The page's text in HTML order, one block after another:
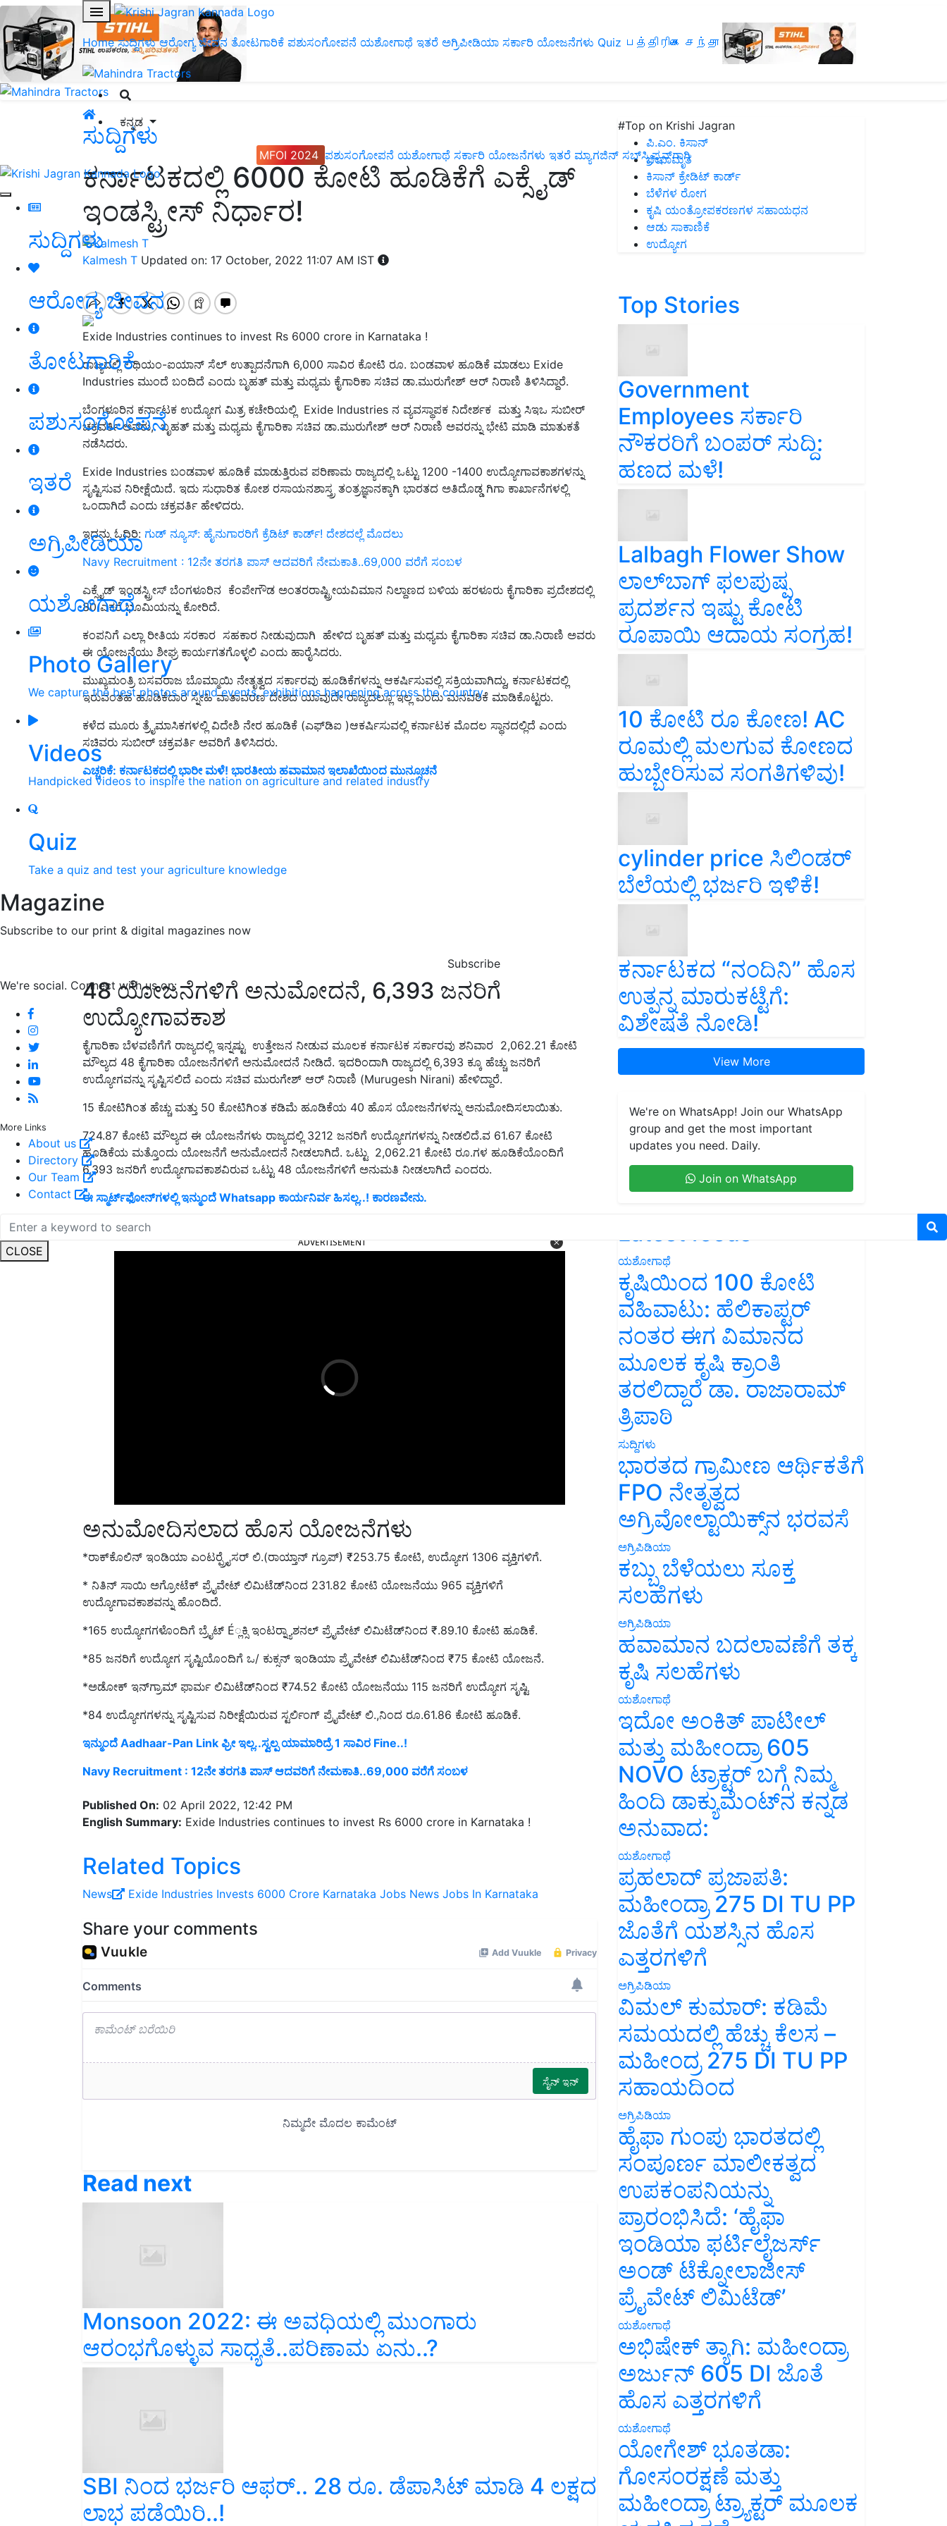
Home ಸುದ್ದಿಗಳು ಆರೋಗ್ಯ ಜೀವನ ತೋಟಗಾರಿಕೆ ಪಶುಸಂಗೋಪನೆ ಯಶೋಗಾಥೆ ಇತರೆ ಅಗ್ರಿಪೀಡಿಯಾ ಸರ್ಕಾರಿ ಯೋಜನೆಗಳು Quiz பத்திரிகை சந்தா
ಕನ್ನಡ
MFOI 2024 ಪಶುಸಂಗೋಪನೆ ಯಶೋಗಾಥೆ ಸರ್ಕಾರಿ ಯೋಜನೆಗಳು ಇತರೆ ಮ್ಯಾಗಜಿನ್‌ ಸಬ್‌ಸ್ಕ್ರಿಪ್ಷನ್‌ಗಾಗಿ
ಸುದ್ದಿಗಳು
ಆರೋಗ್ಯ ಜೀವನ
ತೋಟಗಾರಿಕೆ
ಪಶುಸಂಗೋಪನೆ
ಇತರೆ
ಅಗ್ರಿಪೀಡಿಯಾ
ಯಶೋಗಾಥೆ
Photo Gallery
We capture the best photos around events, exhibitions happening across the country
Videos
Handpicked videos to inspire the nation on agriculture and related industry
Quiz
Take a quiz and test your agriculture knowledge
Magazine
Subscribe to our print & digital magazines now
Subscribe
We're social. Connect with us on:
More Links
About us
Directory
Our Team
Contact
CLOSE
ಸುದ್ದಿಗಳು
ಕರ್ನಾಟಕದಲ್ಲಿ 6000 ಕೋಟಿ ಹೂಡಿಕೆಗೆ ಎಕ್ಸೈಡ್
ಇಂಡಸ್ಟ್ರೀಸ್ ನಿರ್ಧಾರ!
Kalmesh T Updated on: 17 October, 2022 11:07 AM IST
Exide Industries continues to invest Rs 6000 crore in Karnataka !
ರಾಜ್ಯದಲ್ಲಿ ಲಿಥಿಯಂ-ಐಯಾನ್ ಸೆಲ್ ಉತ್ಪಾದನೆಗಾಗಿ 6,000 ಸಾವಿರ ಕೋಟಿ ರೂ. ಬಂಡವಾಳ ಹೂಡಿಕೆ ಮಾಡಲು Exide
Industries ಮುಂದೆ ಬಂದಿದೆ ಎಂದು ಬೃಹತ್ ಮತ್ತು ಮಧ್ಯಮ ಕೈಗಾರಿಕಾ ಸಚಿವ ಡಾ.ಮುರುಗೇಶ್ ಆರ್ ನಿರಾಣಿ ತಿಳಿಸಿದ್ದಾರೆ.
ಬೆಂಗಳೂರಿನ ಕರ್ನಾಟಕ ಉದ್ಯೋಗ ಮಿತ್ರ ಕಚೇರಿಯಲ್ಲಿ Exide Industries ನ ವ್ಯವಸ್ಥಾಪಕ ನಿದೇರ್ಶಕ ಮತ್ತು ಸಿಇಒ ಸುಬೀರ್
ಚಕ್ರವರ್ತಿ ಅವರು, ಬೃಹತ್ ಮತ್ತು ಮಧ್ಯಮ ಕೈಗಾರಿಕಾ ಸಚಿವ ಡಾ.ಮುರುಗೇಶ್ ಆರ್ ನಿರಾಣಿ ಅವರನ್ನು ಭೇಟಿ ಮಾಡಿ ಮಾತುಕತೆ
ನಡೆಸಿದರು.
Exide Industries ಬಂಡವಾಳ ಹೂಡಿಕೆ ಮಾಡುತ್ತಿರುವ ಪರಿಣಾಮ ರಾಜ್ಯದಲ್ಲಿ ಒಟ್ಟು 1200 -1400 ಉದ್ಯೋಗಾವಕಾಶಗಳನ್ನು
ಸೃಷ್ಟಿಸುವ ನಿರೀಕ್ಷೆಯಿದೆ. ಇದು ಸುಧಾರಿತ ಕೋಶ ರಸಾಯನಶಾಸ್ತ್ರ ತಂತ್ರಜ್ಞಾನಕ್ಕಾಗಿ ಭಾರತದ ಅತಿದೊಡ್ಡ ಗಿಗಾ ಕಾರ್ಖಾನೆಗಳಲ್ಲಿ
ಒಂದಾಗಿದೆ ಎಂದು ಚಕ್ರವರ್ತಿ ಹೇಳಿದರು.
ಇದನ್ನು ಓದಿರಿ: ಗುಡ್‌ ನ್ಯೂಸ್‌: ಹೈನುಗಾರರಿಗೆ ಕ್ರೆಡಿಟ್‌ ಕಾರ್ಡ್‌! ದೇಶದಲ್ಲೆ ಮೊದಲು
Navy Recruitment : 12ನೇ ತರಗತಿ ಪಾಸ್ ಆದವರಿಗೆ ನೇಮಕಾತಿ..69,000 ವರೆಗೆ ಸಂಬಳ
ಎಕ್ಸೈಡ್ ಇಂಡಸ್ಟ್ರೀಸ್ ಬೆಂಗಳೂರಿನ ಕೆಂಪೇಗೌಡ ಅಂತರರಾಷ್ಟ್ರೀಯವಿಮಾನ ನಿಲ್ದಾಣದ ಬಳಿಯ ಹರಳೂರು ಕೈಗಾರಿಕಾ ಪ್ರದೇಶದಲ್ಲಿ
80 ಎಕರೆ ಭೂಮಿಯನ್ನು ಕೋರಿದೆ.
ಕಂಪನಿಗೆ ಎಲ್ಲಾ ರೀತಿಯ ಸರಕಾರ ಸಹಕಾರ ನೀಡುವುದಾಗಿ ಹೇಳಿದ ಬೃಹತ್ ಮತ್ತು ಮಧ್ಯಮ ಕೈಗಾರಿಕಾ ಸಚಿವ ಡಾ.ನಿರಾಣಿ ಅವರು
ಈ‌ ಯೋಜನೆಯು ಶೀಘ್ರ ಕಾರ್ಯಗತಗೊಳ್ಳಲಿ ಎಂದು ಹಾರೈಸಿದರು.
ಮುಖ್ಯಮಂತ್ರಿ ಬಸವರಾಜ ಬೊಮ್ಮಾಯಿ ನೇತೃತ್ವದ ಸರ್ಕಾರವು ಹೂಡಿಕೆಗಳನ್ನು ಆಕರ್ಷಿಸುವಲ್ಲಿ ಸಕ್ರಿಯವಾಗಿದ್ದು, ಕರ್ನಾಟಕದಲ್ಲಿ
ಇರುವಂತಹ ಹೂಡಿಕೆದಾರ ಸ್ನೇಹಿ ವಾತಾವರಣ ದೇಶದ ಯಾವುದೇ ರಾಜ್ಯದಲ್ಲೂ ಇಲ್ಲ ಎಂದು ಮನವರಿಕೆ ಮಾಡಿಕೊಟ್ಟರು.
ಕಳೆದ ಮೂರು ತ್ರೈಮಾಸಿಕಗಳಲ್ಲಿ ವಿದೇಶಿ ನೇರ ಹೂಡಿಕೆ (ಎಫ್‌ಡಿಐ )ಆಕರ್ಷಿಸುವಲ್ಲಿ ಕರ್ನಾಟಕ ಮೊದಲ ಸ್ಥಾನದಲ್ಲಿದೆ ಎಂದು
ಸಚಿವರು ಸುಬೀರ್ ಚಕ್ರವರ್ತಿ ಅವರಿಗೆ ತಿಳಿಸಿದರು.
ಎಚ್ಚರಿಕೆ: ಕರ್ನಾಟಕದಲ್ಲಿ ಭಾರೀ ಮಳೆ! ಭಾರತೀಯ ಹವಾಮಾನ ಇಲಾಖೆಯಿಂದ ಮುನ್ಸೂಚನೆ
48 ಯೋಜನೆಗಳಿಗೆ ಅನುಮೋದನೆ, 6,393 ಜನರಿಗೆ
ಉದ್ಯೋಗಾವಕಾಶ
ಕೈಗಾರಿಕಾ ಬೆಳವಣಿಗೆಗೆ ರಾಜ್ಯದಲ್ಲಿ ಇನ್ನಷ್ಟು ಉತ್ತೇಜನ ನೀಡುವ ಮೂಲಕ ಕರ್ನಾಟಕ ಸರ್ಕಾರವು ಶನಿವಾರ 2,062.21 ಕೋಟಿ
ಮೌಲ್ಯದ 48 ಕೈಗಾರಿಕಾ ಯೋಜನೆಗಳಿಗೆ ಅನುಮೋದನೆ ನೀಡಿದೆ. ಇದರಿಂದಾಗಿ ರಾಜ್ಯದಲ್ಲಿ 6,393 ಕ್ಕೂ ಹೆಚ್ಚು ಜನರಿಗೆ
ಉದ್ಯೋಗವನ್ನು ಸೃಷ್ಟಿಸಲಿದೆ ಎಂದು ಸಚಿವ ಮುರುಗೇಶ್ ಆರ್ ನಿರಾಣಿ (Murugesh Nirani) ಹೇಳಿದ್ದಾರೆ.
15 ಕೋಟಿಗಿಂತ ಹೆಚ್ಚು ಮತ್ತು 50 ಕೋಟಿಗಿಂತ ಕಡಿಮೆ ಹೂಡಿಕೆಯ 40 ಹೊಸ ಯೋಜನೆಗಳನ್ನು ಅನುಮೋದಿಸಲಾಯಿತು.
724.87 ಕೋಟಿ ಮೌಲ್ಯದ ಈ ಯೋಜನೆಗಳು ರಾಜ್ಯದಲ್ಲಿ 3212 ಜನರಿಗೆ ಉದ್ಯೋಗಗಳನ್ನು ನೀಡಲಿದೆ.ವ 61.67 ಕೋಟಿ
ಹೂಡಿಕೆಯ ಮತ್ತೊಂದು ಯೋಜನೆಗೆ ಅನುಮೋದನೆ ನೀಡಲಾಗಿದೆ. ಒಟ್ಟು 2,062.21 ಕೋಟಿ ರೂ.ಗಳ ಹೂಡಿಕೆಯೊಂದಿಗೆ
6,393 ಜನರಿಗೆ ಉದ್ಯೋಗಾವಕಾಶವಿರುವ ಒಟ್ಟು 48 ಯೋಜನೆಗಳಿಗೆ ಅನುಮತಿ ನೀಡಲಾಗಿದೆ ಎಂದರು.
ಈ ಸ್ಮಾರ್ಟ್‌ಫೋನ್‌ಗಳಲ್ಲಿ ಇನ್ಮುಂದೆ Whatsapp ಕಾರ್ಯನಿರ್ವ ಹಿಸಲ್ಲ..! ಕಾರಣವೇನು.
ಅನುಮೋದಿಸಲಾದ ಹೊಸ ಯೋಜನೆಗಳು
*ರಾಕ್‍ಕೊಲಿನ್ ಇಂಡಿಯಾ ಎಂಟರ್‍ಪ್ರೈಸರ್ ಲಿ.(ರಾಯ್ತಾನ್ ಗ್ರೂಪ್) ₹253.75 ಕೋಟಿ, ಉದ್ಯೋಗ 1306 ವ್ಯಕ್ತಿಗಳಿಗೆ.
* ನಿತಿನ್ ಸಾಯಿ ಅಗ್ರೋಟೆಕ್ ಪ್ರೈವೇಟ್ ಲಿಮಿಟೆಡ್‍ನಿಂದ 231.82 ಕೋಟಿ ಯೋಜನೆಯು 965 ವ್ಯಕ್ತಿಗಳಿಗೆ
ಉದ್ಯೋಗಾವಕಾಶವನ್ನು ಹೊಂದಿದೆ.
*165 ಉದ್ಯೋಗಗಳೊಂದಿಗೆ ಬ್ರೈಟ್ É್ಲಕ್ಸಿ ಇಂಟರ್‍ನ್ಯಾಶನಲ್ ಪ್ರೈವೇಟ್ ಲಿಮಿಟೆಡ್‍ನಿಂದ ₹.89.10 ಕೋಟಿ ಹೂಡಿಕೆ.
*85 ಜನರಿಗೆ ಉದ್ಯೋಗ ಸೃಷ್ಟಿಯೊಂದಿಗೆ ಒ/ ಕುಕ್ಸನ್ ಇಂಡಿಯಾ ಪ್ರೈವೇಟ್ ಲಿಮಿಟೆಡ್‍ನಿಂದ ₹75 ಕೋಟಿ ಯೋಜನೆ.
*ಅಡೋಕ್ ಇನ್‍ಗ್ರಾಮ್ ಫಾರ್ಮ ಲಿಮಿಟೆಡ್‍ನಿಂದ ₹74.52 ಕೋಟಿ ಯೋಜನೆಯು 115 ಜನರಿಗೆ ಉದ್ಯೋಗ ಸೃಷ್ಟಿ
*84 ಉದ್ಯೋಗಗಳನ್ನು ಸೃಷ್ಟಿಸುವ ನಿರೀಕ್ಷೆಯಿರುವ ಸ್ಟರ್ಲಿಂಗ್ ಪ್ರೈವೇಟ್ ಲಿ.,ನಿಂದ ರೂ.61.86 ಕೋಟಿ ಹೂಡಿಕೆ.
ಇನ್ಮುಂದೆ Aadhaar-Pan Link ಫ್ರೀ ಇಲ್ಲ..ಸ್ವಲ್ಪ ಯಾಮಾರಿದ್ರೆ 1 ಸಾವಿರ Fine..!
Navy Recruitment : 12ನೇ ತರಗತಿ ಪಾಸ್ ಆದವರಿಗೆ ನೇಮಕಾತಿ..69,000 ವರೆಗೆ ಸಂಬಳ
English Summary:Exide Industries continues to invest Rs 6000 crore in Karnataka !
Related Topics
News Exide Industries Invests 6000 Crore
Monsoon 2022: ಈ ಅವಧಿಯಲ್ಲಿ ಮುಂಗಾರು
ಆರಂಭಗೊಳ್ಳುವ ಸಾಧ್ಯತೆ..ಪರಿಣಾಮ ಏನು..?
SBI ನಿಂದ ಭರ್ಜರಿ ಆಫರ್.. 28 ರೂ. ಡೆಪಾಸಿಟ್ ಮಾಡಿ 4 ಲಕ್ಷದ
ಲಾಭ ಪಡೆಯಿರಿ..!
#Top on Krishi Jagran
ಪಿ.ಎಂ. ಕಿಸಾನ್
ಜೀವಾಮೃತ
ಕಿಸಾನ್ ಕ್ರೇಡಿಟ್ ಕಾರ್ಡ್
ಬೆಳೆಗಳ ರೋಗ
ಕೃಷಿ ಯಂತ್ರೋಪಕರಣಗಳ ಸಹಾಯಧನ
ಆಡು ಸಾಕಾಣಿಕೆ
ಉದ್ಯೋಗ
Top Stories
Government
Employees ಸರ್ಕಾರಿ
ನೌಕರರಿಗೆ ಬಂಪರ್‌ ಸುದ್ದಿ:
ಹಣದ ಮಳೆ!
Lalbagh Flower Show
ಲಾಲ್‌ಬಾಗ್ ಫಲಪುಷ್ಪ
ಪ್ರದರ್ಶನ ಇಷ್ಟು ಕೋಟಿ
ರೂಪಾಯಿ ಆದಾಯ ಸಂಗ್ರಹ!
10 ಕೋಟಿ ರೂ ಕೋಣ! AC
ರೂಮಲ್ಲಿ ಮಲಗುವ ಕೋಣದ
ಹುಬ್ಬೇರಿಸುವ ಸಂಗತಿಗಳಿವು!
cylinder price ಸಿಲಿಂಡರ್‌
ಬೆಲೆಯಲ್ಲಿ ಭರ್ಜರಿ ಇಳಿಕೆ!
ಕರ್ನಾಟಕದ “ನಂದಿನಿ” ಹೊಸ
ಉತ್ಪನ್ನ ಮಾರುಕಟ್ಟೆಗೆ:
ವಿಶೇಷತೆ ನೋಡಿ!
View More
We're on WhatsApp! Join our WhatsApp
group and get the most important
updates you need. Daily.
Join on WhatsApp
Latest feeds
ಯಶೋಗಾಥೆ
ಕೃಷಿಯಿಂದ 100 ಕೋಟಿ
ವಹಿವಾಟು: ಹೆಲಿಕಾಪ್ಟರ್
ನಂತರ ಈಗ ವಿಮಾನದ
ಮೂಲಕ ಕೃಷಿ ಕ್ರಾಂತಿ
ತರಲಿದ್ದಾರೆ ಡಾ. ರಾಜಾರಾಮ್
ತ್ರಿಪಾಠಿ
ಸುದ್ದಿಗಳು
ಭಾರತದ ಗ್ರಾಮೀಣ ಆರ್ಥಿಕತೆಗೆ
FPO ನೇತೃತ್ವದ
ಅಗ್ರಿವೋಲ್ಟಾಯಿಕ್ಸ್‌ನ ಭರವಸೆ
ಅಗ್ರಿಪಿಡಿಯಾ
ಕಬ್ಬು ಬೆಳೆಯಲು ಸೂಕ್ತ
ಸಲಹೆಗಳು
ಅಗ್ರಿಪಿಡಿಯಾ
ಹವಾಮಾನ ಬದಲಾವಣೆಗೆ ತಕ್ಕ
ಕೃಷಿ ಸಲಹೆಗಳು
ಯಶೋಗಾಥೆ
ಇದೋ ಅಂಕಿತ್ ಪಾಟೀಲ್
ಮತ್ತು ಮಹೀಂದ್ರಾ 605
NOVO ಟ್ರಾಕ್ಟರ್ ಬಗ್ಗೆ ನಿಮ್ಮ
ಹಿಂದಿ ಡಾಕ್ಯುಮೆಂಟ್‌ನ ಕನ್ನಡ
ಅನುವಾದ:
ಯಶೋಗಾಥೆ
ಪ್ರಹಲಾದ್ ಪ್ರಜಾಪತಿ:
ಮಹೀಂದ್ರಾ 275 DI TU PP
ಜೊತೆಗೆ ಯಶಸ್ಸಿನ ಹೊಸ
ಎತ್ತರಗಳಿಗೆ
ಅಗ್ರಿಪಿಡಿಯಾ
ವಿಮಲ್ ಕುಮಾರ್: ಕಡಿಮೆ
ಸಮಯದಲ್ಲಿ ಹೆಚ್ಚು ಕೆಲಸ –
ಮಹೀಂದ್ರ 275 DI TU PP
ಸಹಾಯದಿಂದ
ಅಗ್ರಿಪಿಡಿಯಾ
ಹೈಫಾ ಗುಂಪು ಭಾರತದಲ್ಲಿ
ಸಂಪೂರ್ಣ ಮಾಲೀಕತ್ವದ
ಉಪಕಂಪನಿಯನ್ನು
ಪ್ರಾರಂಭಿಸಿದೆ: ‘ಹೈಫಾ
ಇಂಡಿಯಾ ಫರ್ಟಿಲೈಜರ್ಸ್
ಅಂಡ್ ಟೆಕ್ನೋಲಾಜೀಸ್
ಪ್ರೈವೇಟ್ ಲಿಮಿಟೆಡ್’
ಯಶೋಗಾಥೆ
ಅಭಿಷೇಕ್ ತ್ಯಾಗಿ: ಮಹೀಂದ್ರಾ
ಅರ್ಜುನ್ 605 DI ಜೊತೆ
ಹೊಸ ಎತ್ತರಗಳಿಗೆ
ಯಶೋಗಾಥೆ
ಯೋಗೇಶ್ ಭೂತಡಾ:
ಗೋಸಂರಕ್ಷಣೆ ಮತ್ತು
ಮಹೀಂದ್ರಾ ಟ್ರ್ಯಾಕ್ಟರ್ ಮೂಲಕ